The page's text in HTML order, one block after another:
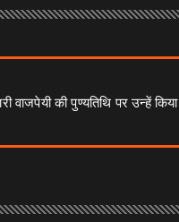
वाजपेयी की पुण्यतिथि पर उन्हें किया